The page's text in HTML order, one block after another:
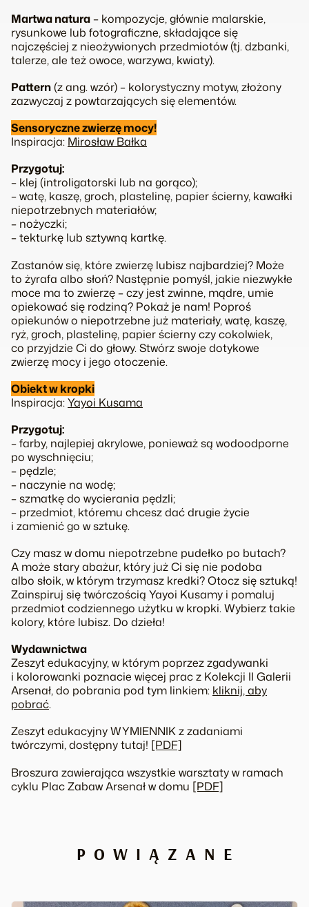
Martwa natura– kompozycje, głównie malarskie,
rysunkowe lub fotograficzne, składające się
najczęściej z nieożywionych przedmiotów (tj. dzbanki,
talerze, ale też owoce, warzywa, kwiaty).
Pattern(z ang. wzór) – kolorystyczny motyw, złożony
zazwyczaj z powtarzających się elementów.
Sensoryczne zwierzę mocy!
Inspiracja: Mirosław Bałka
Przygotuj:
– klej (introligatorski lub na gorąco);
– watę, kaszę, groch, plastelinę, papier ścierny, kawałki
niepotrzebnych materiałów;
– nożyczki;
– tekturkę lub sztywną kartkę.
Zastanów się, które zwierzę lubisz najbardziej? Może
to żyrafa albo słoń? Następnie pomyśl, jakie niezwykłe
moce ma to zwierzę – czy jest zwinne, mądre, umie
opiekować się rodziną? Pokaż je nam! Poproś
opiekunów o niepotrzebne już materiały, watę, kaszę,
ryż, groch, plastelinę, papier ścierny czy cokolwiek,
co przyjdzie Ci do głowy. Stwórz swoje dotykowe
zwierzę mocy i jego otoczenie.
Obiekt w kropki
Inspiracja:Yayoi Kusama
Przygotuj:
– farby, najlepiej akrylowe, ponieważ są wodoodporne
po wyschnięciu;
– pędzle;
– naczynie na wodę;
– szmatkę do wycierania pędzli;
– przedmiot, któremu chcesz dać drugie życie
i zamienić go w sztukę.
Czy masz w domu niepotrzebne pudełko po butach?
A może stary abażur, który już Ci się nie podoba
albo słoik, w którym trzymasz kredki? Otocz się sztuką!
Zainspiruj się twórczością Yayoi Kusamy i pomaluj
przedmiot codziennego użytku w kropki. Wybierz takie
kolory, które lubisz. Do dzieła!
Wydawnictwa
Zeszyt edukacyjny, w którym poprzez zgadywanki
i kolorowanki poznacie więcej prac z Kolekcji II Galerii
Arsenał, do pobrania pod tym linkiem: kliknij, aby
pobrać.
Zeszyt edukacyjny WYMIENNIK z zadaniami
twórczymi, dostępny tutaj! [PDF]
Broszura zawierająca wszystkie warsztaty w ramach
cyklu Plac Zabaw Arsenał w domu [PDF]
POWIĄZANE